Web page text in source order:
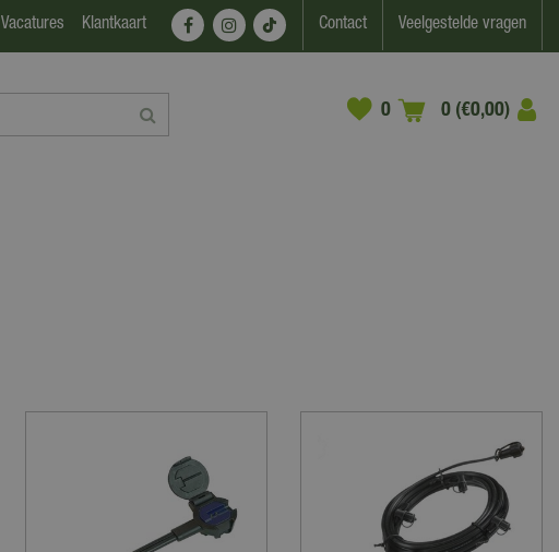
Vacatures Klantkaart Contact Veelgestelde vragen
0 (€0,00)